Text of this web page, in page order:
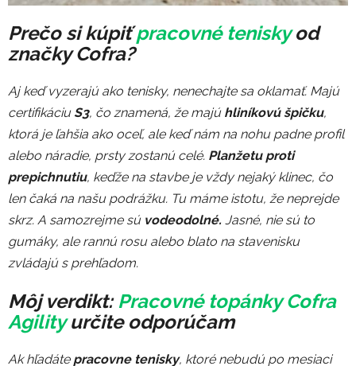
Prečo si kúpiťpracovné teniskyod
značky Cofra?
Aj keď vyzerajú ako tenisky, nenechajte sa oklamať. Majú
certifikáciu S3, čo znamená, že majú hliníkovú špičku,
ktorá je ľahšia ako oceľ, ale keď nám na nohu padne profil
alebo náradie, prsty zostanú celé. Planžetu proti
prepichnutiu, keďže na stavbe je vždy nejaký klinec, čo
len čaká na našu podrážku. Tu máme istotu, že neprejde
skrz. A samozrejme súvodeodolné. Jasné, nie sú to
gumáky, ale rannú rosu alebo blato na stavenisku
zvládajú s prehľadom.
Môj verdikt:Pracovné topánky Cofra
Agilityurčite odporúčam
Ak hľadáte pracovne tenisky, ktoré nebudú po mesiaci